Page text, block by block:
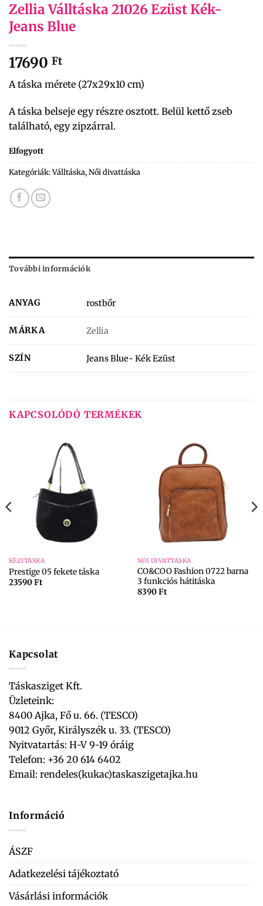
Zellia Válltáska 21026 Ezüst Kék-
Jeans Blue
17690 Ft
A táska mérete (27x29x10 cm)
A táska belseje egy részre osztott. Belül kettő zseb
található, egy zipzárral.
Elfogyott
Kategóriák:Válltáska,Női divattáska
További információk
ANYAG rostbőr
MÁRKA Zellia
SZÍN Jeans Blue- Kék Ezüst
KAPCSOLÓDÓ TERMÉKEK
KÉZITÁSKA
Prestige 05 fekete táska
23590Ft
NŐI DIVATTÁSKA
CO&COO Fashion 0722 barna
3 funkciós hátitáska
8390Ft
Kapcsolat
Táskasziget Kft.
Üzleteink:
8400 Ajka, Fő u. 66. (TESCO)
9012 Győr, Királyszék u. 33. (TESCO)
Nyitvatartás: H-V 9-19 óráig
Telefon: +36 20 614 6402
Email: rendeles(kukac)taskaszigetajka.hu
Információ
ÁSZF
Adatkezelési tájékoztató
Vásárlási információk